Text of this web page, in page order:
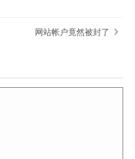
网站帐户竟然被封了